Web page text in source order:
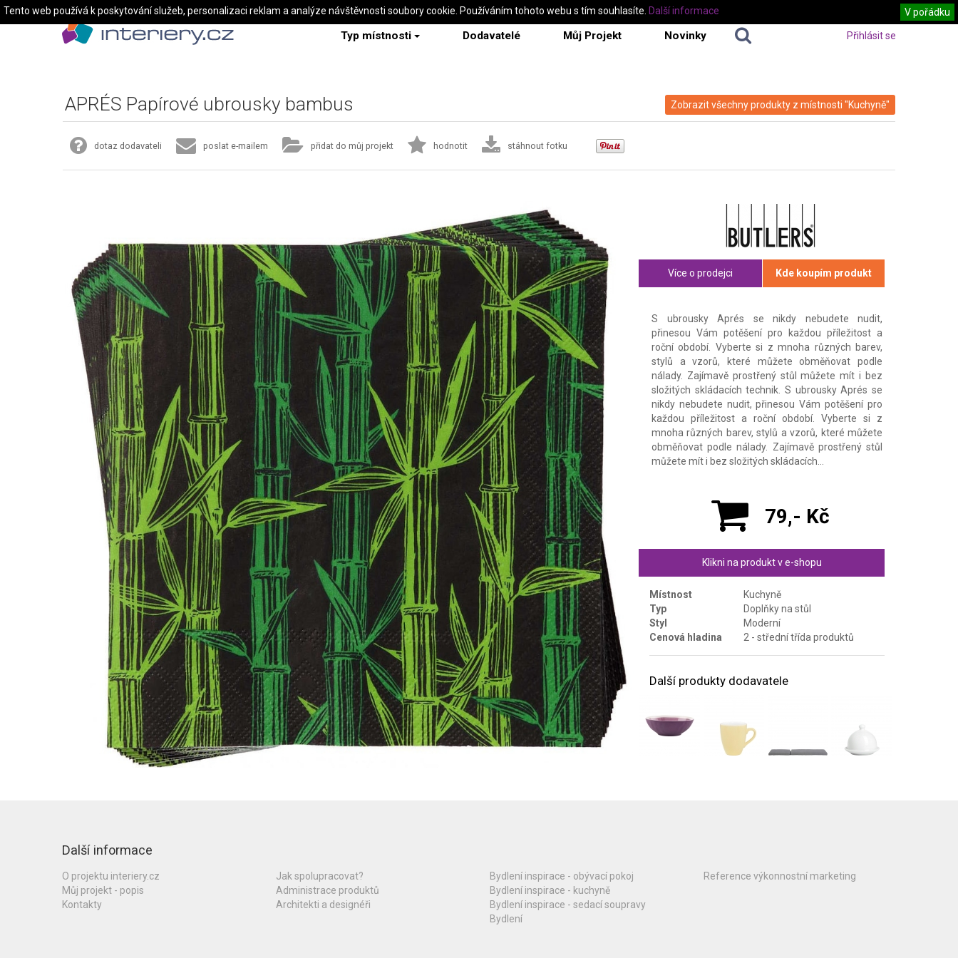
Typ místnosti Dodavatelé Můj Projekt Novinky Přihlásit se
Zobrazit všechny produkty z místnosti "Kuchyně"
APRÉS Papírové ubrousky bambus
dotaz dodavateli poslat e-mailem přidat do můj projekt hodnotit stáhnout fotku
Více o prodejci Kde koupím produkt
S ubrousky Aprés se nikdy nebudete nudit,
přinesou Vám potěšení pro každou příležitost a
roční období. Vyberte si z mnoha různých barev,
stylů a vzorů, které můžete obměňovat podle
nálady. Zajímavě prostřený stůl můžete mít i bez
složitých skládacích technik. S ubrousky Aprés se
nikdy nebudete nudit, přinesou Vám potěšení pro
každou příležitost a roční období. Vyberte si z
mnoha různých barev, stylů a vzorů, které můžete
obměňovat podle nálady. Zajímavě prostřený stůl
můžete mít i bez složitých skládacích…
79,- Kč
Klikni na produkt v e-shopu
Místnost
Kuchyně
Typ
Doplňky na stůl
Styl
Moderní
Cenová hladina
2 - střední třída produktů
Další produkty dodavatele
Další informace
O projektu interiery.cz
Můj projekt - popis
Kontakty
Jak spolupracovat?
Administrace produktů
Architekti a designéři
Bydlení inspirace - obývací pokoj
Bydlení inspirace - kuchyně
Bydlení inspirace - sedací soupravy
Bydlení
Reference výkonnostní marketing
Tento web používá k poskytování služeb, personalizaci reklam a analýze návštěvnosti soubory cookie. Používáním tohoto webu s tím souhlasíte. V pořádku
Další informace